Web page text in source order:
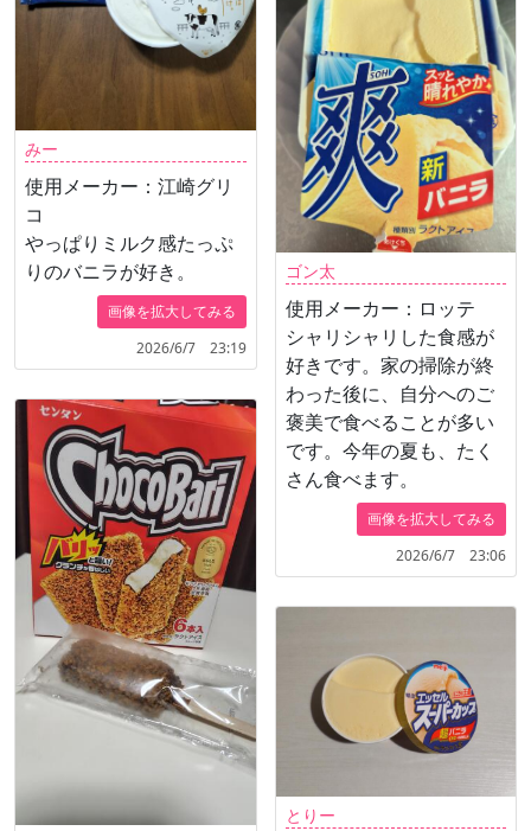
みー
使用メーカー：江崎グリ
コ
やっぱりミルク感たっぷ
りのバニラが好き。
画像を拡大してみる
2026/6/7 23:19
ゴン太
使用メーカー：ロッテ
シャリシャリした食感が
好きです。家の掃除が終
わった後に、自分へのご
褒美で食べることが多い
です。今年の夏も、たく
さん食べます。
画像を拡大してみる
2026/6/7 23:06
とりー